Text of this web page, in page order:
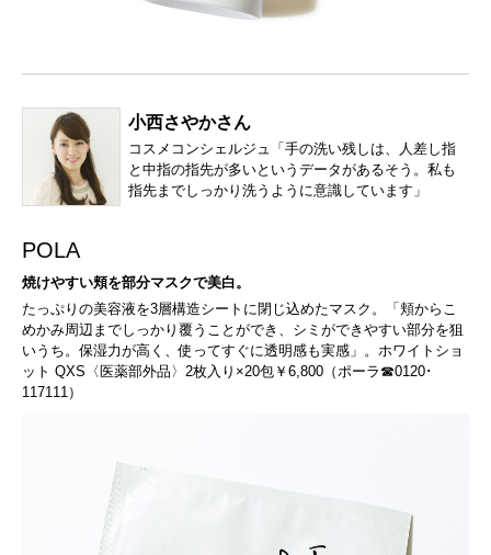
小西さやかさん
コスメコンシェルジュ「手の洗い残しは、人差し指
と中指の指先が多いというデータがあるそう。私も
指先までしっかり洗うように意識しています」
POLA
焼けやすい頬を部分マスクで美白。
たっぷりの美容液を3層構造シートに閉じ込めたマスク。「頬からこ
めかみ周辺までしっかり覆うことができ、シミができやすい部分を狙
いうち。保湿力が高く、使ってすぐに透明感も実感」。ホワイトショ
ット QXS〈医薬部外品〉2枚入り×20包￥6,800（ポーラ☎0120･
117111）